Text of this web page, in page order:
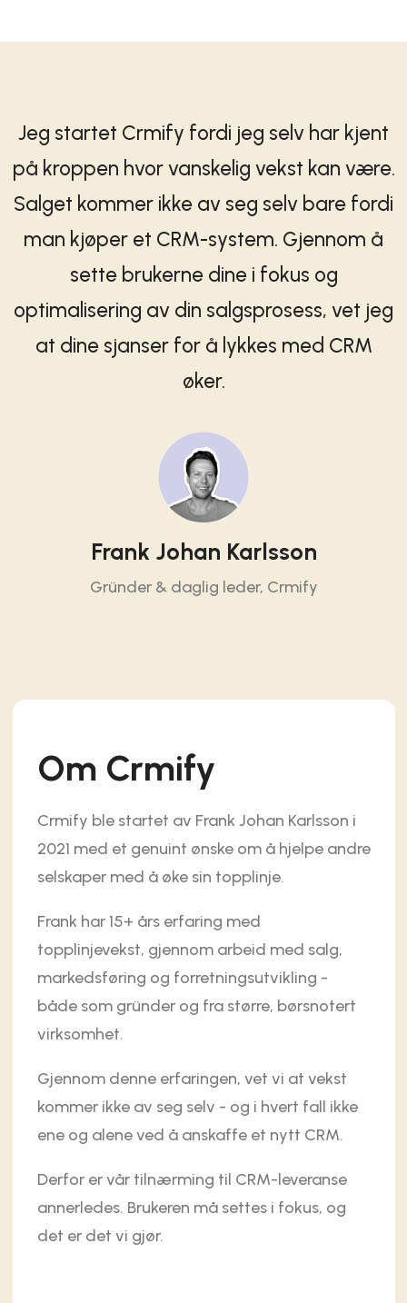
Jeg startet Crmify fordi jeg selv har kjent
på kroppen hvor vanskelig vekst kan være.
Salget kommer ikke av seg selv bare fordi
man kjøper et CRM-system. Gjennom å
sette brukerne dine i fokus og
optimalisering av din salgsprosess, vet jeg
at dine sjanser for å lykkes med CRM
øker.
Frank Johan Karlsson
Gründer & daglig leder, Crmify
Om Crmify
Crmify ble startet av Frank Johan Karlsson i
2021 med et genuint ønske om å hjelpe andre
selskaper med å øke sin topplinje.
Frank har 15+ års erfaring med
topplinjevekst, gjennom arbeid med salg,
markedsføring og forretningsutvikling -
både som gründer og fra større, børsnotert
virksomhet.
Gjennom denne erfaringen, vet vi at vekst
kommer ikke av seg selv - og i hvert fall ikke
ene og alene ved å anskaffe et nytt CRM.
Derfor er vår tilnærming til CRM-leveranse
annerledes. Brukeren må settes i fokus, og
det er det vi gjør.